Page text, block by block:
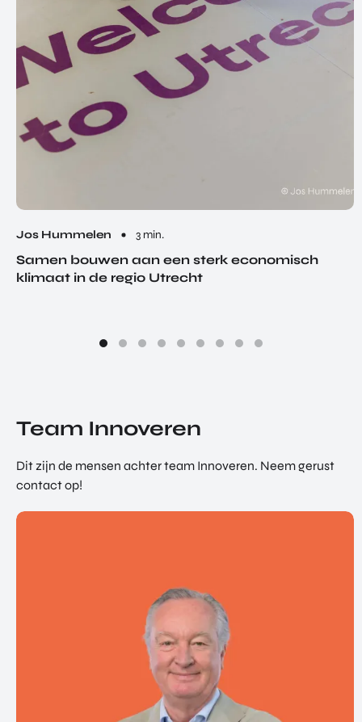
Jos Hummelen 3 min.
Samen bouwen aan een sterk economisch
klimaat in de regio Utrecht
Team Innoveren
Dit zijn de mensen achter team Innoveren. Neem gerust
contact op!